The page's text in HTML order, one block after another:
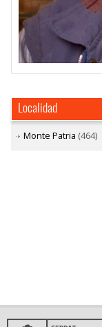
Localidad
Monte Patria (464)